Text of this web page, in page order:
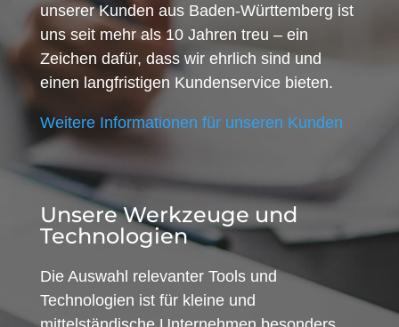
unserer Kunden aus Baden-Württemberg ist
uns seit mehr als 10 Jahren treu – ein
Zeichen dafür, dass wir ehrlich sind und
einen langfristigen Kundenservice bieten.
Weitere Informationen für unseren Kunden
Unsere Werkzeuge und
Technologien
Die Auswahl relevanter Tools und
Technologien ist für kleine und